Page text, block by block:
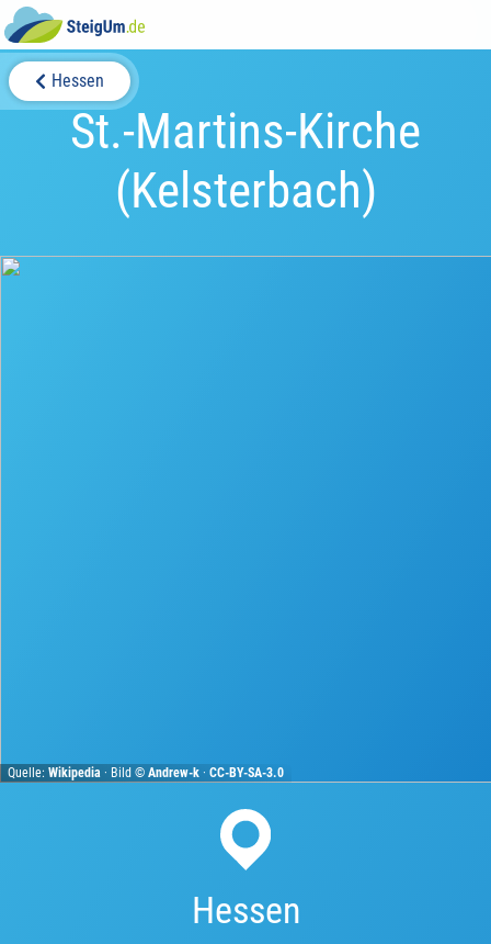
Hessen
St.-Martins-Kirche
(Kelsterbach)
Quelle:Wikipedia · Bild ©Andrew-k ·CC-BY-SA-3.0
Hessen